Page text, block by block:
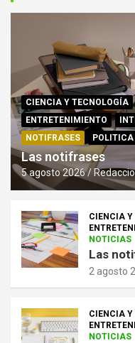
CIENCIA Y TECNOLOGÍA
ENTRETENIMIENTO
NOTIFRASES
POLITICA
Las notifrases
5 agosto 2026
CIENCIA
NOTICIAS
Las
2 agosto
CIENCIA
NOTICIAS